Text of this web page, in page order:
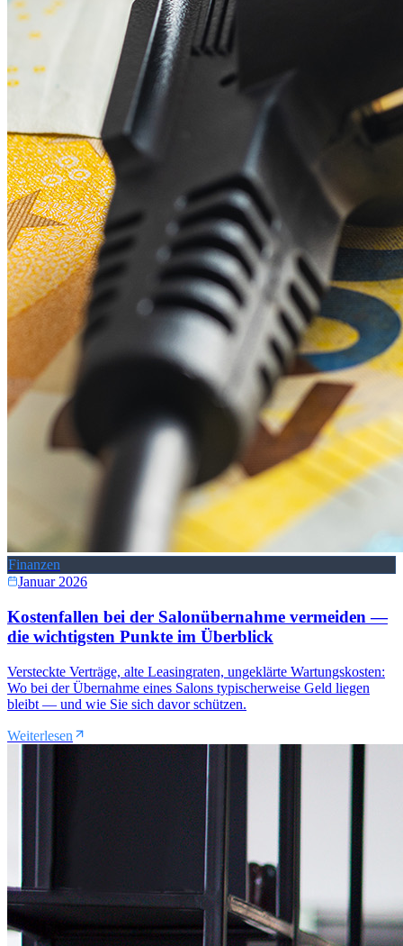
Finanzen
Januar 2026
Kostenfallen bei der Salonübernahme vermeiden —
die wichtigsten Punkte im Überblick
Versteckte Verträge, alte Leasingraten, ungeklärte Wartungskosten:
Wo bei der Übernahme eines Salons typischerweise Geld liegen
bleibt — und wie Sie sich davor schützen.
Weiterlesen